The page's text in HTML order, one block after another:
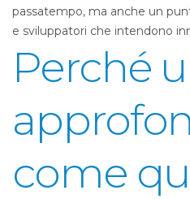
passatempo, ma anche un
e sviluppatori che intendono
Perché
come